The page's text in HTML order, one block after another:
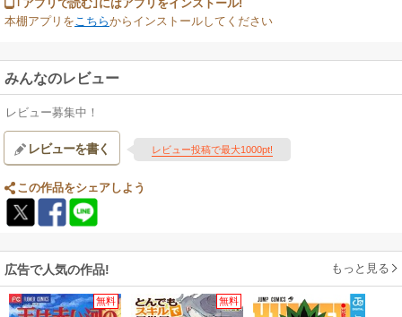
｢アプリで読む｣にはアプリをインストール!
本棚アプリをこちらからインストールしてください
みんなのレビュー
レビュー募集中！
レビューを書く レビュー投稿で最大1000pt!
この作品をシェアしよう
広告で人気の作品! もっと見る
無料 無料